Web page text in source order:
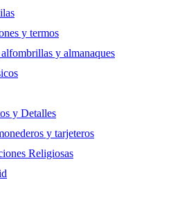
y termos
y almanaques
y Detalles
y tarjeteros
Religiosas